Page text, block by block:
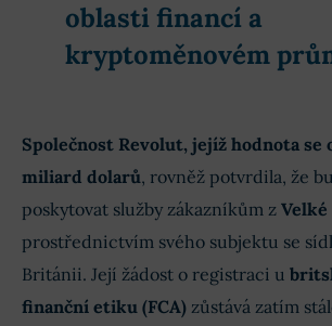
oblasti financí a
kryptoměnovém
Společnost Revolut, jejíž hodnota se
miliard dolarů, rovněž potvrdila, že
poskytovat služby zákazníkům z
prostřednictvím svého subjektu se
Británii. Její žádost o registraci u
finanční etiku (FCA) zůstává zatím